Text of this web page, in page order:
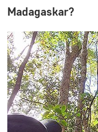
Madagaskar?